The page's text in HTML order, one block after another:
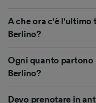
A che ora c'è l'ultimo
Berlino?
Ogni quanto partono
Berlino?
Devo prenotare in